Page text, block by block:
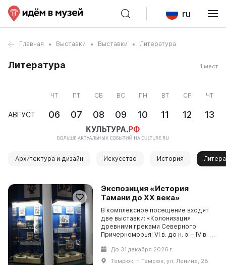
ru
Главная Выставки Выставки Литература
Литература 1 мест
АВГУСТ
ЧТ
06
ПТ
07
СБ
08
ВС
09
ПН
10
ВТ
11
СР
12
ЧТ
13
Архитектура и дизайн Искусство История
Экспозиция «История
Тамани до XX века»
В комплексное посещение входят
две выставки: «Колонизация
древними греками Северного
Причерноморья: VI в. до н. э. – IV в. н.
заселения Тамани черноморскими
казаками – 1792...
До 31 декабря 2026 г.
Темрюк, г. Темрюк, ул. Ленина, 28